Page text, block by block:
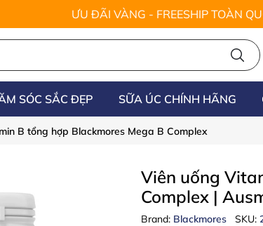
ƯU ĐÃI VÀNG - FREESHIP TOÀN
SÓC SẮC ĐẸP SỮA ÚC CHÍNH HÃNG
B tổng hợp Blackmores Mega B Complex
Viên uống
Complex |
Brand: Blackmores SKU: